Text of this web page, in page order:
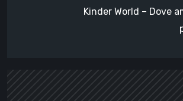
Kinder World – Dove